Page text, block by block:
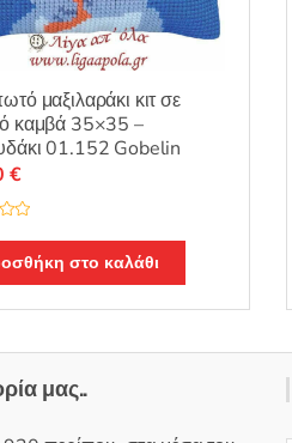
μαξιλαράκι κιτ σε
καμβά 35×35 –
01.152 Gobelin
€
στο καλάθι
μας..